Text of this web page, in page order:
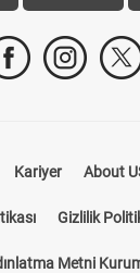
Kariyer About
Gizlilik
Metni